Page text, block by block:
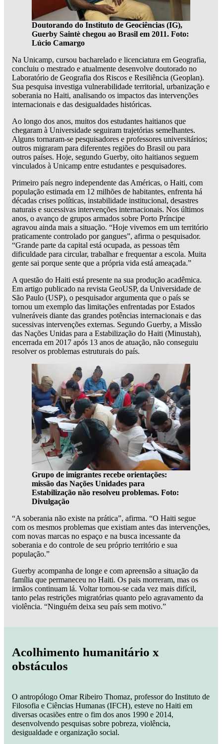
Doutorando do Instituto de Geociências (IG),
Guerby Saintè chegou ao Brasil em 2011. Foto:
Lúcio Camargo
Na Unicamp, cursou bacharelado e licenciatura em Geografia,
concluiu o mestrado e atualmente desenvolve doutorado no
Laboratório de Geografia dos Riscos e Resiliência (Geoplan).
Sua pesquisa investiga vulnerabilidade territorial, urbanização e
soberania no Haiti, analisando os impactos das intervenções
internacionais e das desigualdades históricas.
Ao longo dos anos, muitos dos estudantes haitianos que
chegaram à Universidade seguiram trajetórias semelhantes.
Alguns tornaram-se pesquisadores e professores universitários;
outros migraram para diferentes regiões do Brasil ou para
outros países. Hoje, segundo Guerby, oito haitianos seguem
vinculados à Unicamp entre estudantes e pesquisadores.
Primeiro país negro independente das Américas, o Haiti, com
população estimada em 12 milhões de habitantes, enfrenta há
décadas crises políticas, instabilidade institucional, desastres
naturais e sucessivas intervenções internacionais. Nos últimos
anos, o avanço de grupos armados sobre Porto Príncipe
agravou ainda mais a situação. “Hoje vivemos em um território
praticamente controlado por gangues”, afirma o pesquisador.
“Grande parte da capital está ocupada, as pessoas têm
dificuldade para circular, trabalhar e frequentar a escola. Muita
gente sai porque sente que a própria vida está ameaçada.”
A questão do Haiti está presente na sua produção acadêmica.
Em artigo publicado na revista GeoUSP, da Universidade de
São Paulo (USP), o pesquisador argumenta que o país se
tornou um exemplo das limitações enfrentadas por Estados
vulneráveis diante das grandes potências internacionais e das
sucessivas intervenções externas. Segundo Guerby, a Missão
das Nações Unidas para a Estabilização do Haiti (Minustah),
encerrada em 2017 após 13 anos de atuação, não conseguiu
resolver os problemas estruturais do país.
Grupo de imigrantes recebe orientações:
missão das Nações Unidades para
Estabilização não resolveu problemas. Foto:
Divulgação
“A soberania não existe na prática”, afirma. “O Haiti segue
com os mesmos problemas que existiam antes das intervenções,
com novas marcas no espaço e na busca incessante da
soberania e do controle de seu próprio território e sua
população.”
Guerby acompanha de longe e com apreensão a situação da
família que permaneceu no Haiti. Os pais morreram, mas os
irmãos continuam lá. Voltar tornou-se cada vez mais difícil,
tanto pelas restrições migratórias quanto pelo agravamento da
violência. “Ninguém deixa seu país sem motivo.”
Acolhimento humanitário x
obstáculos
O antropólogo Omar Ribeiro Thomaz, professor do Instituto de
Filosofia e Ciências Humanas (IFCH), esteve no Haiti em
diversas ocasiões entre o fim dos anos 1990 e 2014,
desenvolvendo pesquisas sobre pobreza, violência,
desigualdade e organização social.